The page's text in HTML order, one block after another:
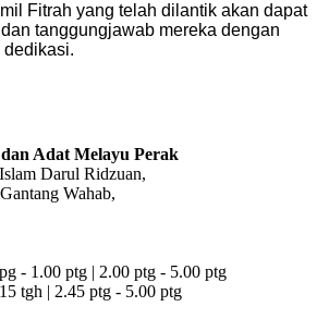
Fitrah yang telah dilantik akan dapat
tanggungjawab mereka dengan
dedikasi.
Adat Melayu Perak
Darul Ridzuan,
Wahab,
- 1.00 ptg | 2.00 ptg - 5.00 ptg
tgh | 2.45 ptg - 5.00 ptg